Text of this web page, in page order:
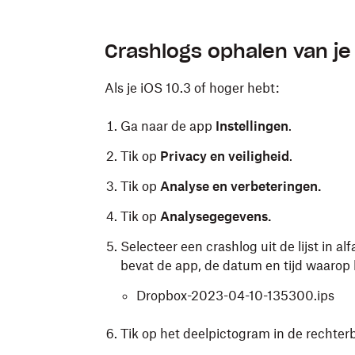
Apple. De crashlogbestanden worden
Open de app Hulpprogramma's
Open de appConsole
.
Klik op
Crashrapporten
Zoek in de lijst naar crashrapporten
app, de datum en tijd waarop het
Dropbox-2023-04-10-135300.ips
Klik op
Onthullen in Finder
Crashlogs ophalen van
Als je iOS 10.3 of hoger hebt:
Ga naar de app Instellingen.
Tik op Privacy en veiligheid .
Tik op Analyse en verbeteringen.
Tik op Analysegegevens.
Selecteer een crashlog uit de lijst in
bevat de app, de datum en tijd
Dropbox-2023-04-10-135300.ips
Tik op het deelpictogram in de